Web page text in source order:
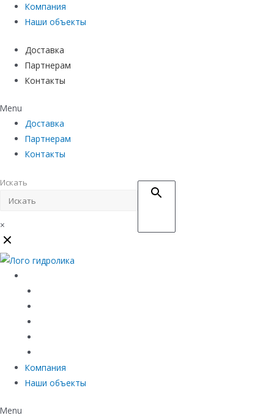
Компания
Наши объекты
Доставка
Партнерам
Контакты
Menu
Доставка
Партнерам
Контакты
Искать
×
Компания
Наши объекты
Menu